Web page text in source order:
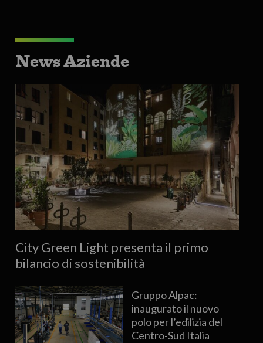
News Aziende
City Green Light presenta il primo
bilancio di sostenibilità
Gruppo Alpac:
inaugurato il nuovo
polo per l’edilizia del
Centro-Sud Italia